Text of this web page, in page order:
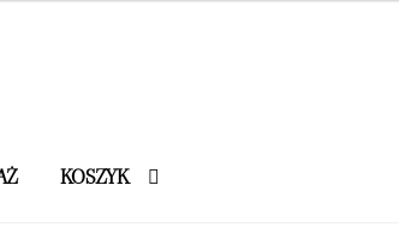
KOSZYK